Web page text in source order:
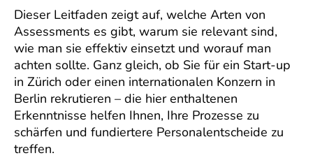
Dieser Leitfaden zeigt auf, welche Arten von
Assessments es gibt, warum sie relevant sind,
wie man sie effektiv einsetzt und worauf man
achten sollte. Ganz gleich, ob Sie für ein Start-up
in Zürich oder einen internationalen Konzern in
Berlin rekrutieren – die hier enthaltenen
Erkenntnisse helfen Ihnen, Ihre Prozesse zu
schärfen und fundiertere Personalentscheide zu
treffen.